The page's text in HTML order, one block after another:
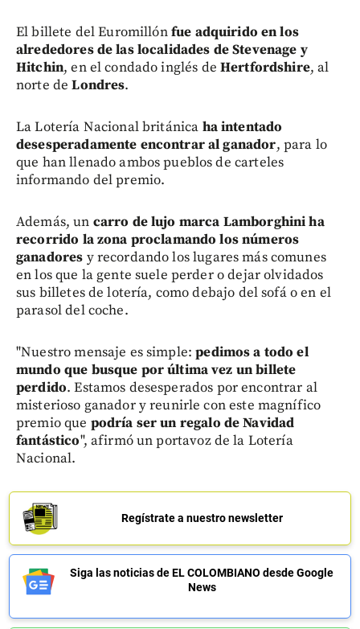
El billete del Euromillónfue adquirido en los
alrededores de las localidades de Stevenage y
Hitchin, en el condado inglés de Hertfordshire, al
norte deLondres.
La Lotería Nacional británica ha intentado
desesperadamente encontrar al ganador, para lo
que han llenado ambos pueblos de carteles
informando del premio.
Además, un carro de lujo marca Lamborghini ha
recorrido la zona proclamando los números
ganadores y recordando los lugares más comunes
en los que la gente suele perder o dejar olvidados
sus billetes de lotería, como debajo del sofá o en el
parasol del coche.
"Nuestro mensaje es simple:pedimos a todo el
mundo que busque por última vez un billete
perdido. Estamos desesperados por encontrar al
misterioso ganador y reunirle con este magnífico
premio que podría ser un regalo de Navidad
fantástico", afirmó un portavoz de la Lotería
Nacional.
Regístrate a nuestro newsletter
Siga las noticias de EL COLOMBIANO desde Google
News